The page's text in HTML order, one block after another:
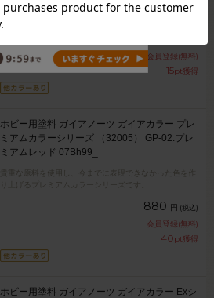
豊富な表現が可能！染料系クリアータイプの蛍光カラー
です。
会員登録(無料)
15pt獲得
ホビー用塗料 ガイアノーツ ガイアカラー プレ
ミアムカラーシリーズ （32005） GP-02.プレ
ミアムレッド 07Bh99_
貴重な原料を使用し、今までに表現できなかった色を作
り上げるプレミアムカラーシリーズです。
880 円 (税込)
会員登録(無料)
40pt獲得
ホビー用塗料 ガイアノーツ ガイアカラー Exシ